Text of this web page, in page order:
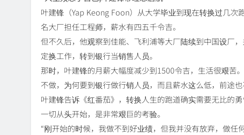
叶建锋（Yap Keong Foon）从大学毕业到现在转换过几
名大厂担任工程师，薪水有四五千令吉。
但不久后，他观察到佳能、飞利浦等大厂陆续到中国设厂
定换工作，转到银行当销售人员。
那时，叶建锋的月薪大幅度减少到1500令吉，生活很艰苦
不做，为何要到银行做行销人员，而且薪水这么低，前途也
叶建锋告诉《红番茄》，转换人生的跑道确实需要无比的
一切从头开始，是非常艰巨的考验。
“刚开始的时候，我做不到好业绩，但我并没有放弃，做